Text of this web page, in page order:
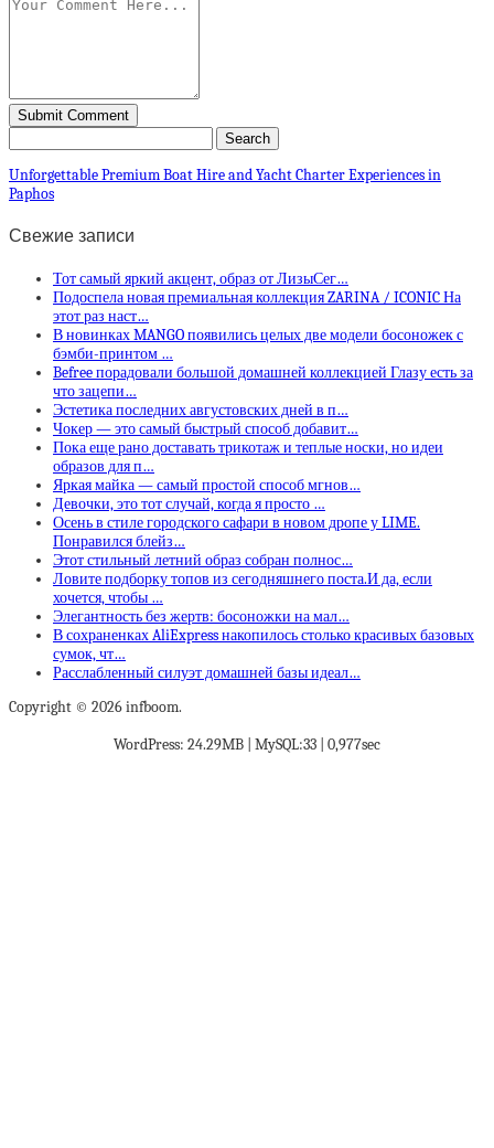
Unforgettable Premium Boat Hire and Yacht Charter Experiences in
Paphos
Свежие записи
Тот самый яркий акцент, образ от ЛизыСег…
Подоспела новая премиальная коллекция ZARINA / ICONIC На
этот раз наст…
В новинках MANGO появились целых две модели босоножек с
бэмби-принтом …
Befree порадовали большой домашней коллекцией Глазу есть за
что зацепи…
Эстетика последних августовских дней в п…
Чокер — это самый быстрый способ добавит…
Пока еще рано доставать трикотаж и теплые носки, но идеи
образов для п…
Яркая майка — самый простой способ мгнов…
Девочки, это тот случай, когда я просто …
Осень в стиле городского сафари в новом дропе у LIME.
Понравился блейз…
Этот стильный летний образ собран полнос…
Ловите подборку топов из сегодняшнего поста.И да, если
хочется, чтобы …
Элегантность без жертв: босоножки на мал…
В сохраненках AliExpress накопилось столько красивых базовых
сумок, чт…
Расслабленный силуэт домашней базы идеал…
Copyright © 2026 infboom.
WordPress: 24.29MB | MySQL:33 | 0,977sec